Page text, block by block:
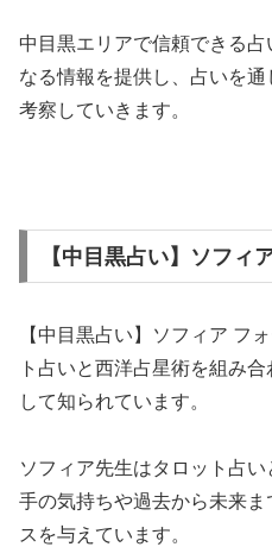
中目黒エリアで信頼できる
なる情報を提供し、占いを
考察していきます。
【中目黒占い】ソフィ
【中目黒占い】ソフィア フ
ト占いと西洋占星術を組み
して知られています。
ソフィア先生はタロット占
手の気持ちや過去から未来
スを与えています。